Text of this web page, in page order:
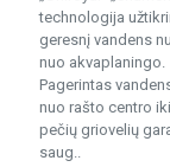
technologija
geresnį vandens
nuo akvaplaningo.
Pagerintas
nuo rašto centro
pečių griovelių
saug..